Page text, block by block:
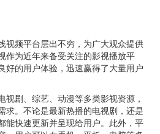
视频平台层出不穷，为广大观众提供
作为近年来备受关注的影视播放平
好的用户体验，迅速赢得了大量用户
剧、综艺、动漫等多类影视资源，
求。不论是最新热播的电视剧，还是
能快速更新并呈现给用户。此外，平